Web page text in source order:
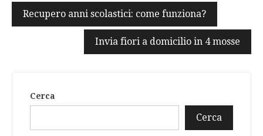
Navigazione
articoli
Recupero anni scolastici: come funziona?
Invia fiori a domicilio in 4 mosse
Cerca
Cerca